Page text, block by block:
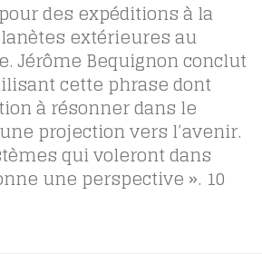
des expéditions à la
extérieures au
Jérôme Bequignon conclut
cette phrase dont
à résonner dans le
projection vers l’avenir.
qui voleront dans
une perspective ». 10